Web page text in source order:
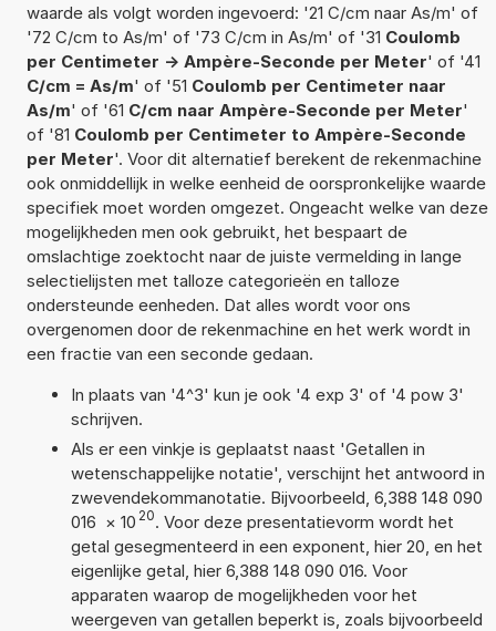
waarde als volgt worden ingevoerd: '21 C/cm naar As/m' of
'72 C/cm to As/m' of '73 C/cm in As/m' of '31 Coulomb
per Centimeter -> Ampère-Seconde per Meter' of '41
C/cm = As/m' of '51 Coulomb per Centimeter naar
As/m' of '61 C/cm naar Ampère-Seconde per Meter'
of '81 Coulomb per Centimeter to Ampère-Seconde
per Meter'. Voor dit alternatief berekent de rekenmachine
ook onmiddellijk in welke eenheid de oorspronkelijke waarde
specifiek moet worden omgezet. Ongeacht welke van deze
mogelijkheden men ook gebruikt, het bespaart de
omslachtige zoektocht naar de juiste vermelding in lange
selectielijsten met talloze categorieën en talloze
ondersteunde eenheden. Dat alles wordt voor ons
overgenomen door de rekenmachine en het werk wordt in
een fractie van een seconde gedaan.
In plaats van '4^3' kun je ook '4 exp 3' of '4 pow 3'
schrijven.
Als er een vinkje is geplaatst naast 'Getallen in
wetenschappelijke notatie', verschijnt het antwoord in
zwevendekommanotatie. Bijvoorbeeld, 6,388 148 090
016 × 10 20. Voor deze presentatievorm wordt het
getal gesegmenteerd in een exponent, hier 20, en het
eigenlijke getal, hier 6,388 148 090 016. Voor
apparaten waarop de mogelijkheden voor het
weergeven van getallen beperkt is, zoals bijvoorbeeld